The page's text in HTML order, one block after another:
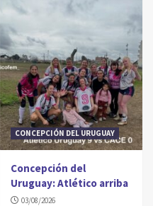
CONCEPCIÓN DEL URUGUAY
Concepción del
Uruguay: Atlético arriba
03/08/2026